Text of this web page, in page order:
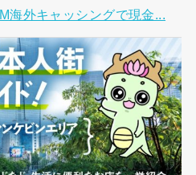
海外キャッシングで現金...